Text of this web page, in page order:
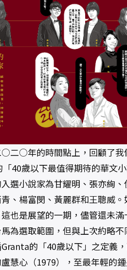
○二○年的時間點上，回顧了
40歲以下最值得期待的華文小
選小說家為甘耀明、張亦絢
、楊富閔、黃麗群和王聰威。
也是展望的一期，儘管還未
為選取範圍，但與上次約略
的「40歲以下」之定義
慧心（1979），至最年輕的